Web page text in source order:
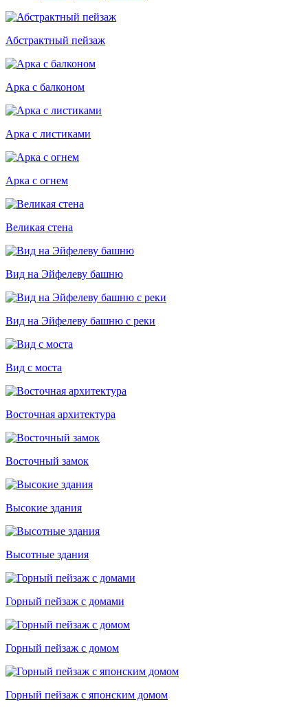
Абстрактный пейзаж
Арка с балконом
Арка с листиками
Арка с огнем
Великая стена
Вид на Эйфелеву башню
Вид на Эйфелеву башню с реки
Вид с моста
Восточная архитектура
Восточный замок
Высокие здания
Высотные здания
Горный пейзаж с домами
Горный пейзаж с домом
Горный пейзаж с японским домом